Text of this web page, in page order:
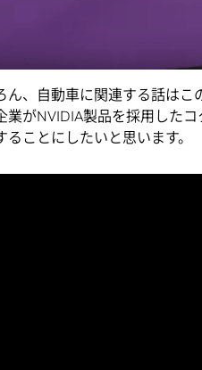
ん、自動車に関連する話はこ
業がNVIDIA製品を採用した
ることにしたいと思います。